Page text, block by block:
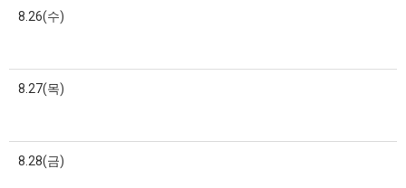
8.26(수)
8.27(목)
8.28(금)